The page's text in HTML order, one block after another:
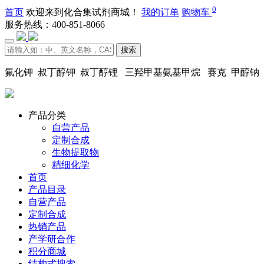
首页 欢迎来到化合集试剂商城！ 我的订单 购物车 0
服务热线：400-851-8066
搜索
氟化钾 叔丁醇钾 叔丁醇锂 三羟甲基氨基甲烷 赛克 甲醇钠
产品分类
自营产品
定制合成
生物提取物
精细化学
首页
产品目录
自营产品
定制合成
热销产品
产学研合作
积分商城